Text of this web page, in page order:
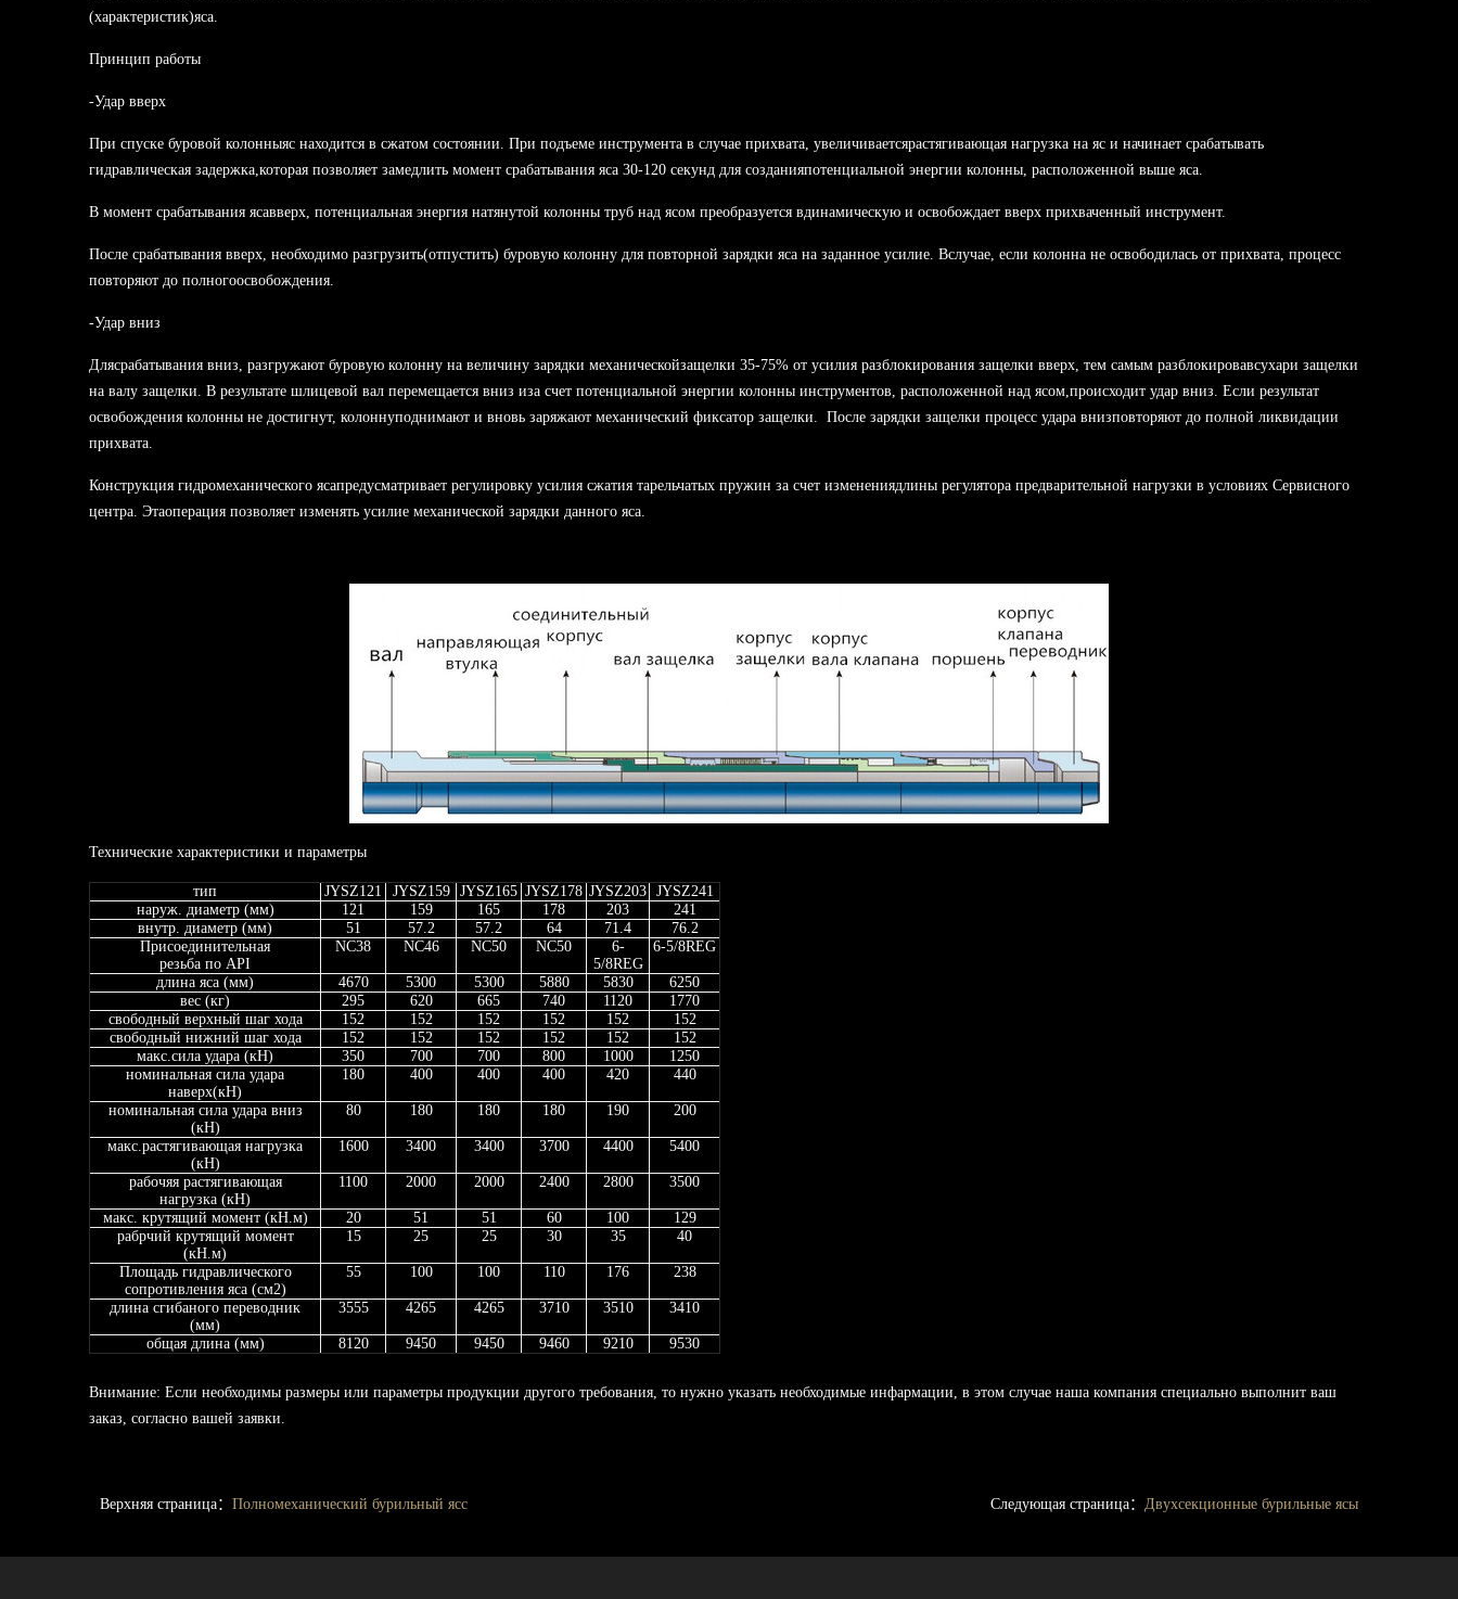
(характеристик)яса.
Принцип работы
-Удар вверх
При спуске буровой колонныяс находится в сжатом состоянии. При подъеме инструмента в случае прихвата, увеличиваетсярастягивающая нагрузка на яс и начинает срабатывать
гидравлическая задержка,которая позволяет замедлить момент срабатывания яса 30-120 секунд для созданияпотенциальной энергии колонны, расположенной выше яса.
В момент срабатывания ясавверх, потенциальная энергия натянутой колонны труб над ясом преобразуется вдинамическую и освобождает вверх прихваченный инструмент.
После срабатывания вверх, необходимо разгрузить(отпустить) буровую колонну для повторной зарядки яса на заданное усилие. Вслучае, если колонна не освободилась от прихвата, процесс
повторяют до полногоосвобождения.
-Удар вниз
Длясрабатывания вниз, разгружают буровую колонну на величину зарядки механическойзащелки 35-75% от усилия разблокирования защелки вверх, тем самым разблокировавсухари защелки
на валу защелки. В результате шлицевой вал перемещается вниз иза счет потенциальной энергии колонны инструментов, расположенной над ясом,происходит удар вниз. Если результат
освобождения колонны не достигнут, колоннуподнимают и вновь заряжают механический фиксатор защелки. После зарядки защелки процесс удара внизповторяют до полной ликвидации
прихвата.
Конструкция гидромеханического ясапредусматривает регулировку усилия сжатия тарельчатых пружин за счет изменениядлины регулятора предварительной нагрузки в условиях Сервисного
центра. Этаоперация позволяет изменять усилие механической зарядки данного яса.
Технические характеристики и параметры
тип JYSZ121 JYSZ159 JYSZ165 JYSZ178 JYSZ203 JYSZ241
наруж. диаметр (мм)
121 159 165 178 203
241
внутр. диаметр (мм)
51 57.2 57.2 64 71.4
76.2
Присоединительная
резьба по API
NC38 NC46 NC50 NC50
6-
5/8REG
6-5/8REG
длина яса (мм) 4670 5300 5300 5880 5830
6250
вес (кг)
295 620 665 740 1120
1770
свободный верхный шаг хода
152 152 152 152 152
152
свободный нижний шаг хода
152 152 152 152 152
152
макс.сила удара (кН)
350 700 700 800 1000
1250
номинальная сила удара
наверх(кН)
180 400 400 400 420 440
номинальная сила удара вниз
(кН)
80 180 180 180 190 200
макс.растягивающая нагрузка
(кН)
1600 3400 3400 3700 4400 5400
рабочяя растягивающая
нагрузка (кН)
1100 2000 2000 2400 2800 3500
макс. крутящий момент (кН.м) 20 51 51 60 100
129
рабрчий крутящий момент
(кН.м)
15 25 25 30 35 40
Площадь гидравлического
сопротивления яса (см2)
55 100 100 110 176 238
длина сгибаного переводник
(мм)
3555 4265 4265 3710 3510 3410
общая длина (мм) 8120 9450 9450 9460 9210 9530
Внимание: Если необходимы размеры или параметры продукции другого требования, то нужно указать необходимые инфармации, в этом случае наша компания специально выполнит ваш
заказ, согласно вашей заявки.
Верхняя страница： Полномеханический бурильный ясс Следующая страница： Двухсекционные бурильные ясы